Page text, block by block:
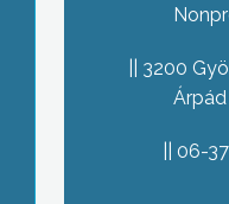
3200
06-